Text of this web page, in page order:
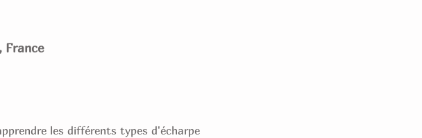
France
les différents types d'écharpe